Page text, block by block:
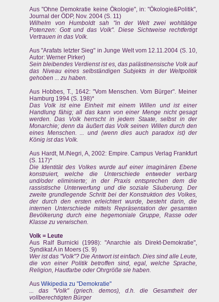
Aus "Ohne Demokratie keine Ökologie", in: "Ökologie&Politik",
Journal der ÖDP, Nov. 2004 (S. 11)
Wilhelm von Humboldt sah "in der Welt zwei wohltätige
Potenzen: Gott und das Volk". Diese Sichtweise rechtfertigt
Vertrauen in das Volk.
Aus "Arafats letzter Sieg" in Junge Welt vom 12.11.2004 (S. 10,
Autor: Werner Pirker)
Sein bleibendes Verdienst ist es, das palästinensische Volk auf
das Niveau eines selbständigen Subjekts in der Weltpolitik
gehoben ... zu haben.
Aus Hobbes, T., 1642: "Vom Menschen. Vom Bürger". Meiner
Hamburg 1994 (S. 198)*
Das Volk ist eine Einheit mit einem Willen und ist einer
Handlung fähig; all das kann von einer Menge nicht gesagt
werden. Das Volk herrscht in jedem Staate, selbst in der
Monarchie; denn da äußert das Volk seinen Willen durch den
eines Menschen. ... und (wenn dies auch paradox ist) der
König ist das Volk.
Aus Hardt, M./Negri, A, 2002: Empire. Campus Verlag Frankfurt
(S. 117)*
Die Identität des Volkes wurde auf einer imaginären Ebene
konstruiert, welche die Unterschiede entweder verbarg
und/oder eliminierte; in der Praxis entsprechen dem die
rassistische Unterwerfung und die soziale Säuberung. Der
zweite grundlegende Schritt bei der Konstruktion des Volkes,
der durch den ersten erleichtert wurde, besteht darin, die
internen Unterschiede mittels Repräsentation der gesamten
Bevölkerung durch eine hegemoniale Gruppe, Rasse oder
Klasse zu verwischen.
Volk = Leute
Aus Ralf Burnicki (1998): "Anarchie als Direkt-Demokratie",
Syndikat A in Moers (S. 9)
Wer ist das "Volk"? Die Antwort ist einfach. Dies sind alle Leute,
die von einer Politik betroffen sind, egal, welche Sprache,
Religion, Hautfarbe oder Ohrgröße sie haben.
Aus Wikipedia zu "Demokratie"
... das "Volk" (griech. demos), d.h. die Gesamtheit der
vollberechtigten Bürger